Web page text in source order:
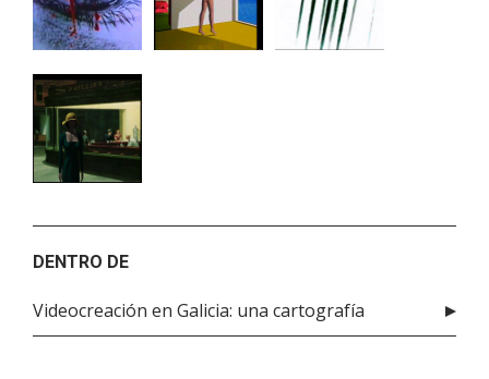
DENTRO DE
Videocreación en Galicia: una cartografía